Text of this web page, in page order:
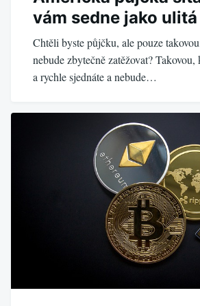
vám sedne jako ulitá
Chtěli byste půjčku, ale pouze
nebude zbytečně zatěžovat? Takovou,
a rychle sjednáte a nebude…